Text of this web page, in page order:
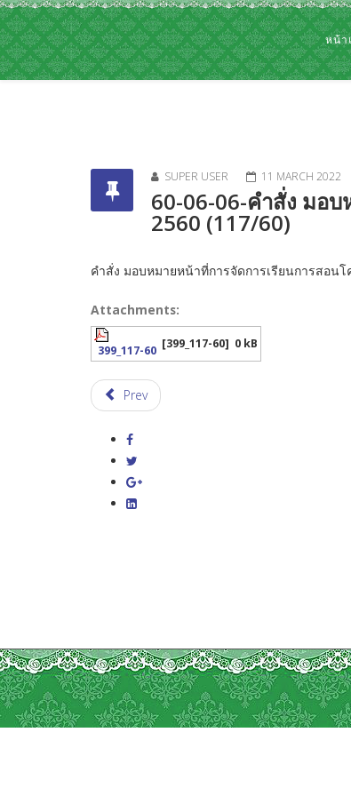
หน้า
SUPER USER 11 MARCH 2022
60-06-06-คำสั่ง มอ
2560 (117/60)
คำสั่ง มอบหมายหน้าที่การจัดการเรียนการสอน
Attachments:
399_117-60 [399_117-60] 0 kB
Prev